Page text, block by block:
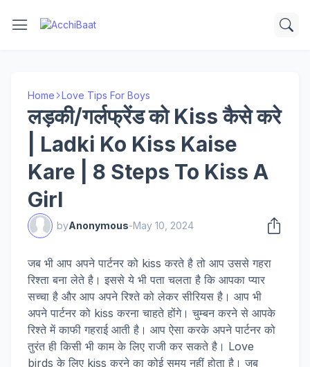
Home Love Tips For Boys
लड़की/गर्लफ्रेंड को Kiss कैसे करे
| Ladki Ko Kiss Kaise
Kare | 8 Steps To Kiss A
Girl
byAnonymous-May 10, 2024
जब भी आप अपने पार्टनर को kiss करते है तो आप उससे गहरा
रिश्ता बना लेते है। इससे ये भी पता चलता है कि आपका प्यार
सच्चा है और आप अपने रिश्ते को लेकर सीरियस है। आप भी
अपने पार्टनर को kiss करना चाहते होंगे। चुम्बन करने से आपके
रिश्ते में काफी गहराई आती है। आप ऐसा करके अपने पार्टनर को
तुरंत ही किसी भी काम के लिए राजी कर सकते है। Love
birds के लिए kiss करने का कोई समय नहीं होता है। जब